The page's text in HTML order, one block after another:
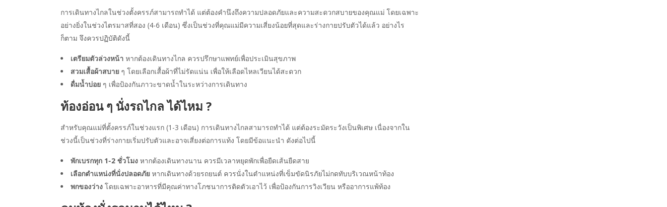
การเดินทางไกลในช่วงตั้งครรภ์สามารถทำได้ แต่ต้องคำนึงถึงความปลอดภัยและความสะดวกสบายของคุณแม่ โดยเฉพาะ
อย่างยิ่งในช่วงไตรมาสที่สอง (4-6 เดือน) ซึ่งเป็นช่วงที่คุณแม่มีความเสี่ยงน้อยที่สุดและร่างกายปรับตัวได้แล้ว อย่างไร
ก็ตาม จึงควรปฏิบัติดังนี้
เตรียมตัวล่วงหน้า หากต้องเดินทางไกล ควรปรึกษาแพทย์เพื่อประเมินสุขภาพ
สวมเสื้อผ้าสบาย ๆ โดยเลือกเสื้อผ้าที่ไม่รัดแน่น เพื่อให้เลือดไหลเวียนได้สะดวก
ดื่มน้ำบ่อย ๆ เพื่อป้องกันภาวะขาดน้ำในระหว่างการเดินทาง
ท้องอ่อน ๆ นั่งรถไกล ได้ไหม ?
สำหรับคุณแม่ที่ตั้งครรภ์ในช่วงแรก (1-3 เดือน) การเดินทางไกลสามารถทำได้ แต่ต้องระมัดระวังเป็นพิเศษ เนื่องจากใน
ช่วงนี้เป็นช่วงที่ร่างกายเริ่มปรับตัวและอาจเสี่ยงต่อการแท้ง โดยมีข้อแนะนำ ดังต่อไปนี้
พักเบรกทุก 1-2 ชั่วโมง หากต้องเดินทางนาน ควรมีเวลาหยุดพักเพื่อยืดเส้นยืดสาย
เลือกตำแหน่งที่นั่งปลอดภัย หากเดินทางด้วยรถยนต์ ควรนั่งในตำแหน่งที่เข็มขัดนิรภัยไม่กดทับบริเวณหน้าท้อง
พกของว่าง โดยเฉพาะอาหารที่มีคุณค่าทางโภชนาการติดตัวเอาไว้ เพื่อป้องกันการวิงเวียน หรืออาการแพ้ท้อง